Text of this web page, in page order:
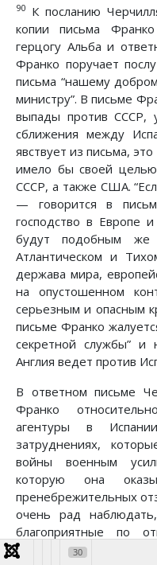
90 К посланию
копии письма
герцогу Альба и
Франко поручает
письма “нашему
министру”. В письме
выпады против СССР,
сближения между
явствует из письма,
имело бы своей
СССР, а также США.
— говорится в
господство в Европе
будут подобным же
Атлантическом и
держава мира,
на опустошенном
серьезным и опасным
письме Франко
секретной службы” и
Англия ведет против
В ответном письме
Франко
агентуры в
затруднениях,
войны военным
которую она
пренебрежительных
очень рад
благоприятные по
перемены в испанской
30